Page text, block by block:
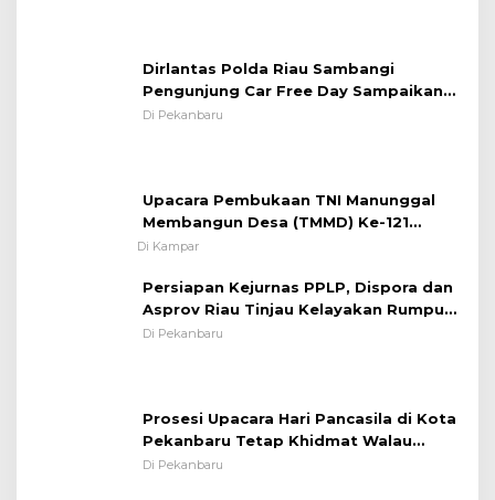
Pesan Edukasi Kamtibmas &
Kamseltibcarlantas
Di Pekanbaru
Upacara Pembukaan TNI Manunggal
Persiapan Kejurnas PPLP, Dispora dan
Asprov Riau Tinjau Kelayakan Rumput
Lapangan Sepakbola
Di Pekanbaru
Prosesi Upacara Hari Pancasila di Kota
Pekanbaru Tetap Khidmat Walau
Dalam Ruangan
Di Pekanbaru
Berita Populer